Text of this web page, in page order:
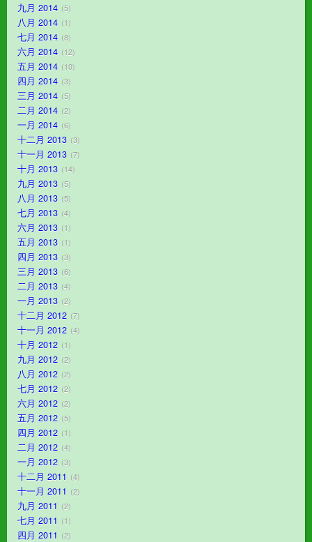
九月 2014 5
八月 2014 1
七月 2014 8
六月 2014 12
五月 2014 10
四月 2014 3
三月 2014 5
二月 2014 2
一月 2014 6
十二月 2013 3
十一月 2013 7
十月 2013 14
九月 2013 5
八月 2013 5
七月 2013 4
六月 2013 1
五月 2013 1
四月 2013 3
三月 2013 6
二月 2013 4
一月 2013 2
十二月 2012 7
十一月 2012 4
十月 2012 1
九月 2012 2
八月 2012 2
七月 2012 2
六月 2012 2
五月 2012 5
四月 2012 1
二月 2012 4
一月 2012 3
十二月 2011 4
十一月 2011 2
九月 2011 2
七月 2011 1
四月 2011 2